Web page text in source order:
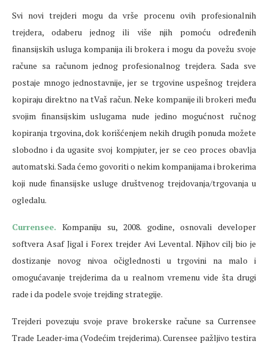
Svi novi trejderi mogu da vrše procenu ovih profesionalnih
trejdera, odaberu jednog ili više njih pomoću određenih
finansijskih usluga kompanija ili brokera i mogu da povežu svoje
račune sa računom jednog profesionalnog trejdera. Sada sve
postaje mnogo jednostavnije, jer se trgovine uspešnog trejdera
kopiraju direktno na tVaš račun. Neke kompanije ili brokeri među
svojim finansijskim uslugama nude jedino mogućnost ručnog
kopiranja trgovina, dok korišćenjem nekih drugih ponuda možete
slobodno i da ugasite svoj kompjuter, jer se ceo proces obavlja
automatski. Sada ćemo govoriti o nekim kompanijama i brokerima
koji nude finansijske usluge društvenog trejdovanja/trgovanja u
ogledalu.
Currensee. Kompaniju su, 2008. godine, osnovali developer
softvera Asaf Jigal i Forex trejder Avi Levental. Njihov cilj bio je
dostizanje novog nivoa očiglednosti u trgovini na malo i
omogućavanje trejderima da u realnom vremenu vide šta drugi
rade i da podele svoje trejding strategije.
Trejderi povezuju svoje prave brokerske račune sa Currensee
Trade Leader-ima (Vodećim trejderima). Curensee pažljivo testira